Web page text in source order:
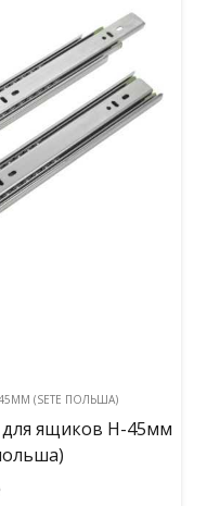
(SETE ПОЛЬША)
ящиков H-45мм